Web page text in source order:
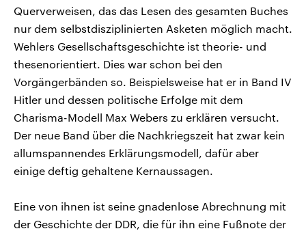
Querverweisen, das das Lesen des gesamten Buches
nur dem selbstdisziplinierten Asketen möglich macht.
Wehlers Gesellschaftsgeschichte ist theorie- und
thesenorientiert. Dies war schon bei den
Vorgängerbänden so. Beispielsweise hat er in Band IV
Hitler und dessen politische Erfolge mit dem
Charisma-Modell Max Webers zu erklären versucht.
Der neue Band über die Nachkriegszeit hat zwar kein
allumspannendes Erklärungsmodell, dafür aber
einige deftig gehaltene Kernaussagen.
Eine von ihnen ist seine gnadenlose Abrechnung mit
der Geschichte der DDR, die für ihn eine Fußnote der